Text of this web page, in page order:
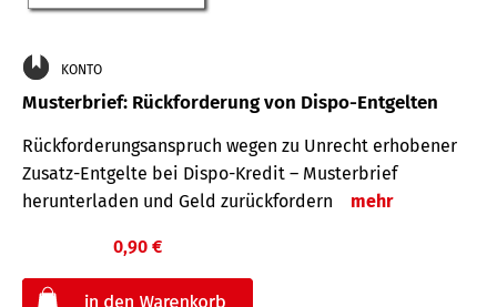
KONTO
Musterbrief: Rückforderung von Dispo-Entgelten
Rückforderungsanspruch wegen zu Unrecht erhobener
Zusatz-Entgelte bei Dispo-Kredit – Musterbrief
herunterladen und Geld zurückfordern
mehr
0,90 €